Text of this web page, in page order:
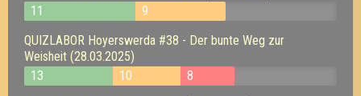
11
9
QUIZLABOR Hoyerswerda #38 - Der bunte Weg zur
Weisheit (28.03.2025)
13
10
8